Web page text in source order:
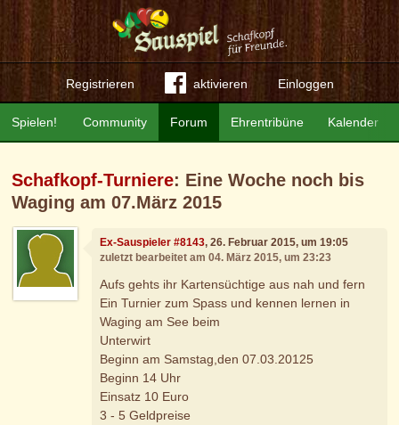
Registrieren aktivieren Einloggen
Community Forum Ehrentribüne Kalender
Spielen!
Schafkopf-Turniere: Eine Woche noch bis
Waging am 07.März 2015
Ex-Sauspieler #8143, 26. Februar 2015, um 19:05
zuletzt bearbeitet am 04. März 2015, um 23:23
Aufs gehts ihr Kartensüchtige aus nah und fern
Ein Turnier zum Spass und kennen lernen in
Waging am See beim
Unterwirt
Beginn am Samstag,den 07.03.20125
Beginn 14 Uhr
Einsatz 10 Euro
3 - 5 Geldpreise